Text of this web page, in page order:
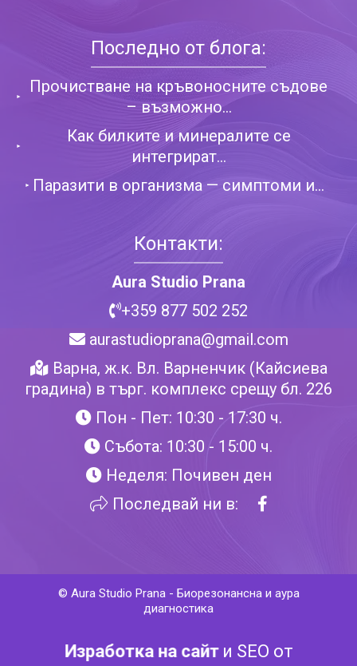
Последно от блога:
Прочистване на кръвоносните съдове
– възможно...
Как билките и минералите се
интегрират...
Паразити в организма — симптоми и...
Контакти:
Aura Studio Prana
+359 877 502 252
aurastudioprana@gmail.com
Варна, ж.к. Вл. Варненчик (Кайсиева
градина) в търг. комплекс срещу бл. 226
Пон - Пет: 10:30 - 17:30 ч.
Събота: 10:30 - 15:00 ч.
Неделя: Почивен ден
Последвай ни в:
© Aura Studio Prana - Биорезонансна и аура
диагностика
Изработка на сайти SEO от